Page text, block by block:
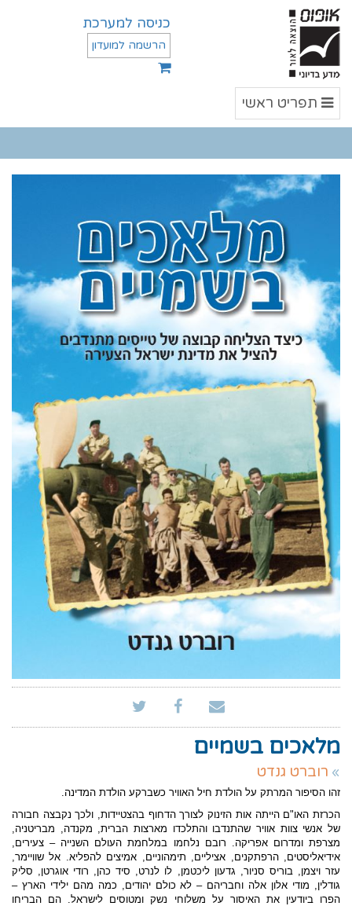
כניסה למערכת
הרשמה למועדון
תפריט
ראשי
תפריט ראשי
מלאכים בשמיים
רוברט גנדט
זהו הסיפור המרתק על הולדת חיל האוויר כשברקע הולדת המדינה
הכרזת האו"ם הייתה אות הזינוק לצורך הדחוף בהצטיידות, ולכך נקבצה חבורה
של אנשי צוות אוויר שהתנדבו והתלכדו מארצות הברית, מקנדה, מבריטניה,
מצרפת ומדרום אפריקה. רובם נלחמו במלחמת העולם השנייה – צעירים,
אידיאליסטים, הרפתקנים, אציליים, תימהוניים, אמיצים להפליא. אל שוויימר,
עזר ויצמן, בוריס סניור, גדעון ליכטמן, לו לנרט, סיד כהן, רודי אוגרטן, סליק
גודלין, מודי אלון אלה וחבריהם – לא כולם יהודים, כמה מהם ילידי הארץ –
הפרו ביודעין את האיסור על משלוחי נשק ומטוסים לישראל. הם הבריחו